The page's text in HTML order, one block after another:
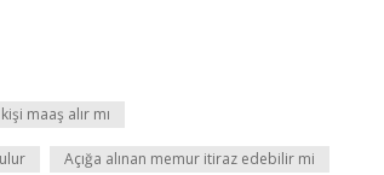
maaş alır mı
Açığa alınan memur itiraz edebilir mi